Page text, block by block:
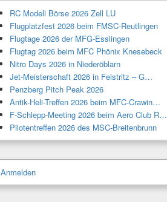
RC Modell Börse 2026 Zell LU
Flugplatzfest 2026 beim FMSC-Reutlingen
Flugtage 2026 der MFG-Esslingen
Flugtag 2026 beim MFC Phönix Knesebeck
Nitro Days 2026 in Niederöblarn
Jet-Meisterschaft 2026 in Feistritz – G…
Penzberg Pitch Peak 2026
Antik-Heli-Treffen 2026 beim MFC-Crawin…
F-Schlepp-Meeting 2026 beim Aero Club R…
Pilotentreffen 2026 des MSC-Breitenbrunn
Anmelden